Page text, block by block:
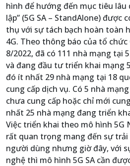
hình để hướng đến mục tiêu lâu
lập” (5G SA – StandAlone) được
thụ với sự tách bạch hoàn toàn
4G. Theo thông báo của tổ chức
8/2022, đã có 111 nhà mạng tại
và đang đầu tư triển khai mạng
đó ít nhất 29 nhà mạng tại 18
cung cấp dịch vụ. Có 5 nhà
chưa cung cấp hoặc chỉ mới
nhất 25 nhà mạng đang triển
Việc triển khai theo mô hình 5G
rất quan trọng mang đến sự trải
người dùng nhưng giờ đây, với
nghệ thì mô hình 5G SA cần